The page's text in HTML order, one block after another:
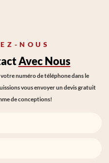
NOUS
Avec Nous
numéro de téléphone dans le
vous envoyer un devis gratuit
de conceptions!